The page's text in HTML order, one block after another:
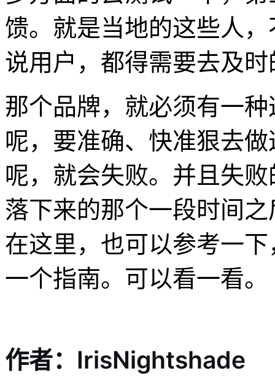
馈。就是当地的这些人
说用户，都得需要去及
那个品牌，就必须有一
呢，要准确、快准狠去
呢，就会失败。并且失
落下来的那个一段时间
在这里，也可以参考一
一个指南。可以看一看。
作者：IrisNightshade